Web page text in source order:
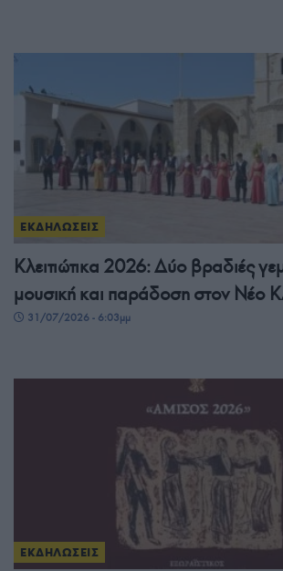
ΕΚΔΗΛΩΣΕΙΣ
Κλειτιώτικα 2026: Δύο βραδιές
μουσική και παράδοση στον Νέο
31/07/2026 - 6:03μμ
ΕΚΔΗΛΩΣΕΙΣ